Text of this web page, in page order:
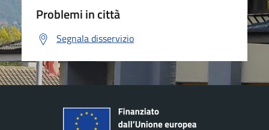
Problemi in città
Segnala disservizio